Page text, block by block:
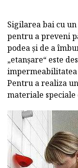
Sigilarea bai cu
pentru a preveni
podea și de a
„etanșare“ este
Pentru a realiza
materiale